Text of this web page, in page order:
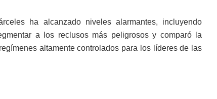
ha alcanzado niveles alarmantes, incluyendo
a los reclusos más peligrosos y comparó la
altamente controlados para los líderes de las